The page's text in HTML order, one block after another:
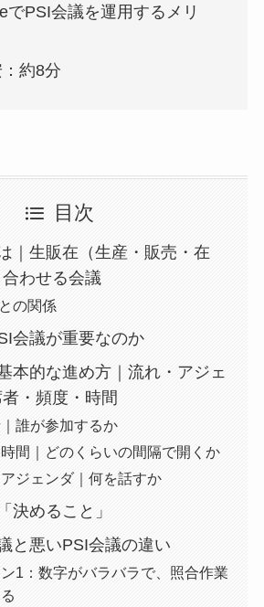
でPSI会議を運用するメリ
約8分
目次
｜生販在（生産・販売・在
わせる会議
の関係
会議が重要なのか
本的な進め方｜流れ・アジェ
・頻度・時間
誰が参加するか
間｜どのくらいの間隔で開くか
ジェンダ｜何を話すか
決めること」
と悪いPSI会議の違い
1：数字がバラバラで、照合作業